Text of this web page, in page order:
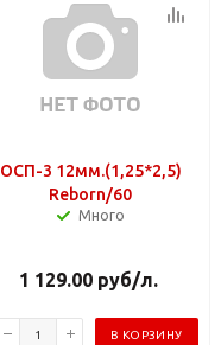
ОСП-3 12мм.(1,25*2,5)
Reborn/60
Много
1 129.00руб/л.
В КОРЗИНУ